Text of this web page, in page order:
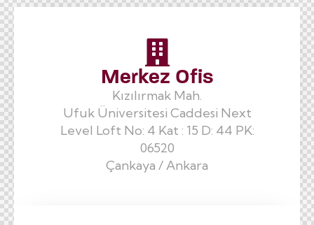
Merkez Ofis
Kızılırmak Mah.
Ufuk Üniversitesi Caddesi Next
Level Loft No: 4 Kat : 15 D: 44 PK:
06520
Çankaya / Ankara